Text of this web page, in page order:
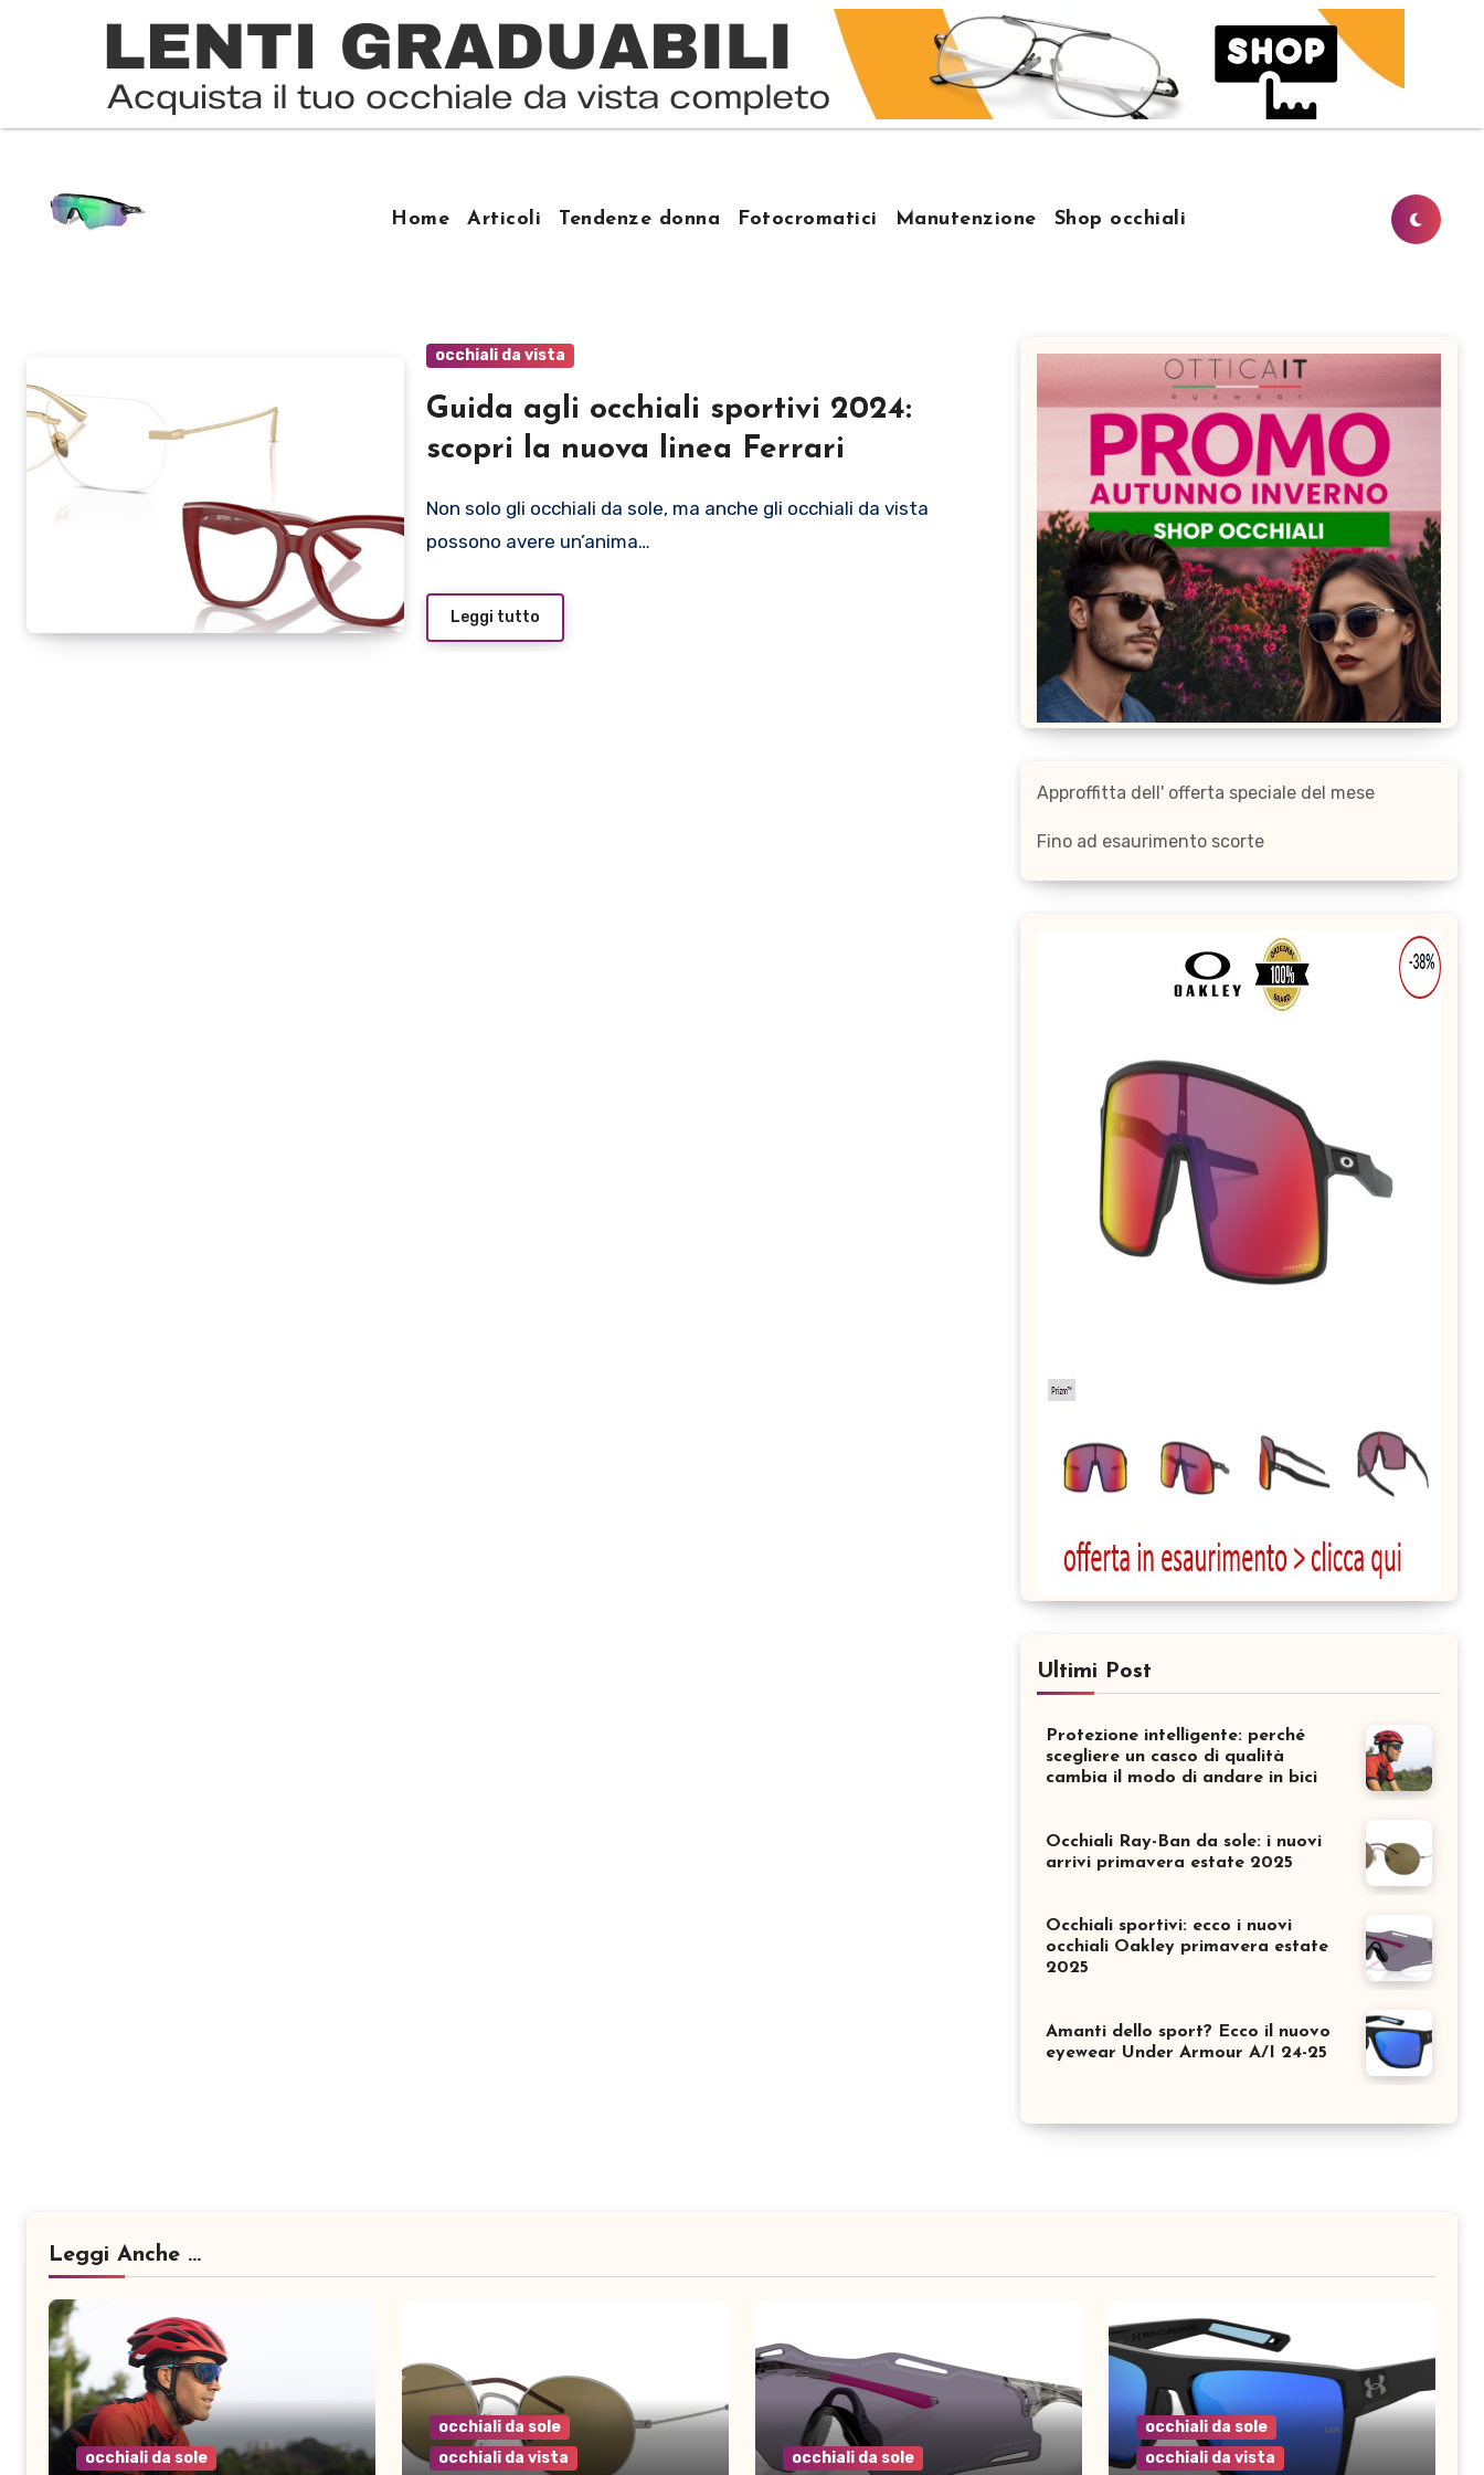
contenuto
Home Articoli Tendenze donna Fotocromatici Manutenzione Shop occhiali
occhiali da vista
Guida agli occhiali sportivi 2024:
scopri la nuova linea Ferrari
Non solo gli occhiali da sole, ma anche gli occhiali da vista
possono avere un’anima…
Leggi tutto
Approffitta dell' offerta speciale del mese
Fino ad esaurimento scorte
Ultimi Post
Protezione intelligente: perché
scegliere un casco di qualità
cambia il modo di andare in bici
Occhiali Ray-Ban da sole: i nuovi
arrivi primavera estate 2025
Occhiali sportivi: ecco i nuovi
occhiali Oakley primavera estate
2025
Amanti dello sport? Ecco il nuovo
eyewear Under Armour A/I 24-25
Leggi Anche ...
occhiali da sole
occhiali da sole
occhiali da vista
occhiali da sole
occhiali da sole
occhiali da vista